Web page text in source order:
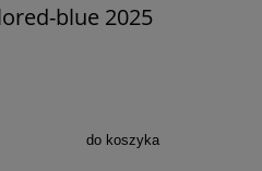
blue 2025
do koszyka